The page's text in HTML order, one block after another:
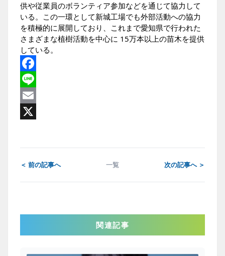
供や従業員のボランティア参加などを通じて協力して
いる。この一環として新城工場でも外部活動への協力
を積極的に展開しており、これまで愛知県で行われた
さまざまな植樹活動を中心に 15万本以上の苗木を提供
している。
Facebook
Line
Email
＜ 前の記事へ 一覧 次の記事へ ＞
関連記事